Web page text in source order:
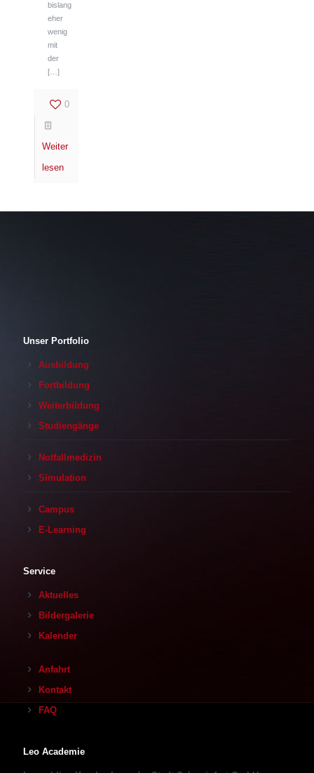
bislang
eher
wenig
mit
der
[…]
0
Weiter
lesen
Unser Portfolio
Ausbildung
Fortbildung
Weiterbildung
Studiengänge
Notfallmedizin
Simulation
Campus
E-Learning
Service
Aktuelles
Bildergalerie
Kalender
Anfahrt
Kontakt
FAQ
Leo Academie